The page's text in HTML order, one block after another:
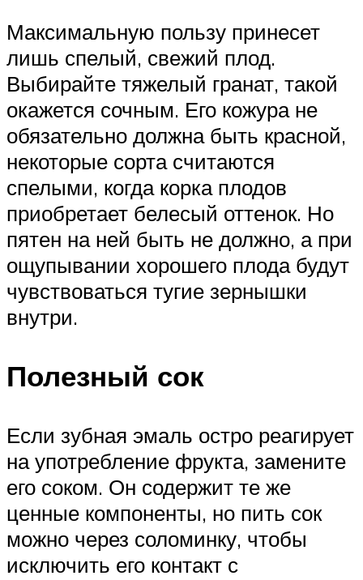
Максимальную пользу принесет
лишь спелый, свежий плод.
Выбирайте тяжелый гранат, такой
окажется сочным. Его кожура не
обязательно должна быть красной,
некоторые сорта считаются
спелыми, когда корка плодов
приобретает белесый оттенок. Но
пятен на ней быть не должно, а при
ощупывании хорошего плода будут
чувствоваться тугие зернышки
внутри.
Полезный сок
Если зубная эмаль остро реагирует
на употребление фрукта, замените
его соком. Он содержит те же
ценные компоненты, но пить сок
можно через соломинку, чтобы
исключить его контакт с